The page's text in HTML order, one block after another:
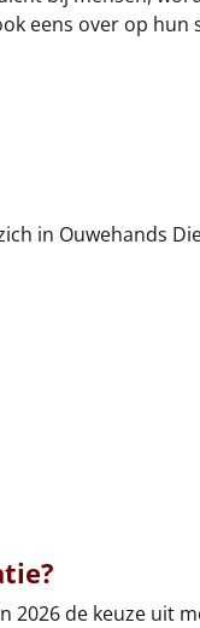
eens over op hun
in Ouwehands
2026 de keuze uit